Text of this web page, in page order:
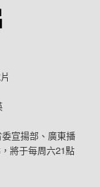
宣揚部、廣東播
將于每周六21點